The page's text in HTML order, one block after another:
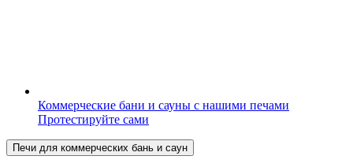
Коммерческие бани и сауны с нашими печами
Протестируйте сами
Печи для коммерческих бань и саун